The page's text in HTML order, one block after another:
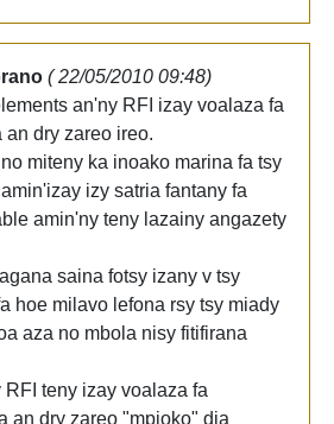
( 22/05/2010 09:48)
an'ny RFI izay voalaza fa
an dry zareo ireo.
miteny ka inoako marina fa tsy
izy satria fantany fa
amin'ny teny lazainy angazety
saina fotsy izany v tsy
hoe milavo lefona rsy tsy miady
aza no mbola nisy fitifirana
RFI teny izay voalaza fa
an dry zareo "mpioko" dia